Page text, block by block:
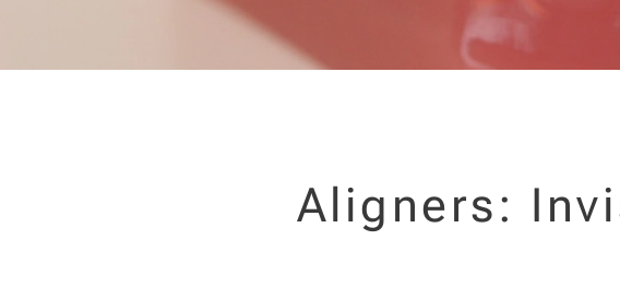
Aligners: